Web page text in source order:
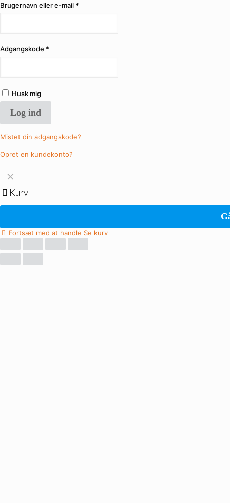
Brugernavn eller e-mail *
Adgangskode *
Husk mig
Log ind
Mistet din adgangskode?
Opret en kundekonto?
✕
Kurv
Fortsæt med at handle Se kurv